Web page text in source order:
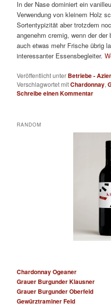
In der Nase dominiert ein
Verwendung von kleinem Holz
Sortentypizität aber trotzdem
angenehm cremig, wenn der
auch etwas mehr Frische übrig
interessanter Essensbegleiter.
Veröffentlicht unter Betriebe -
Verschlagwortet mitChardonnay,
Schreibe einen Kommentar
RANDOM
Chardonnay Ogeaner
Grauer Burgunder Klausner
Grauer Burgunder Oberfeld
Gewürztraminer Feld